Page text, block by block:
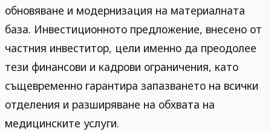
обновяване и модернизация на материалната
база. Инвестиционното предложение, внесено от
частния инвеститор, цели именно да преодолее
тези финансови и кадрови ограничения, като
същевременно гарантира запазването на всички
отделения и разширяване на обхвата на
медицинските услуги.